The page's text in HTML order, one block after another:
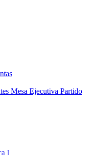
Mesa Ejecutiva Partido
I